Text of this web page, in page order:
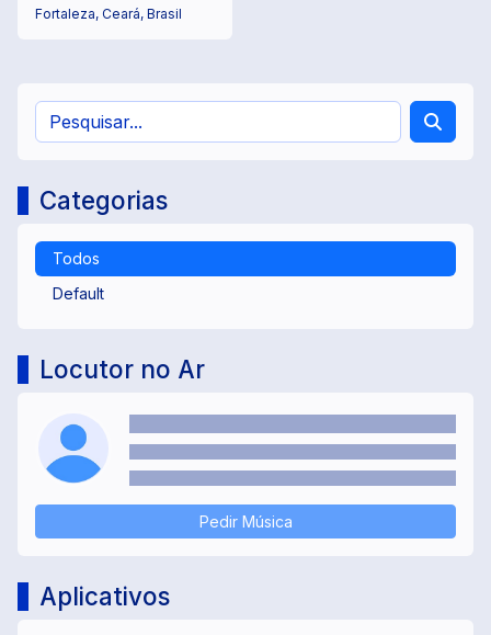
Fortaleza, Ceará, Brasil
Categorias
Todos
Default
Locutor no Ar
Pedir Música
Aplicativos